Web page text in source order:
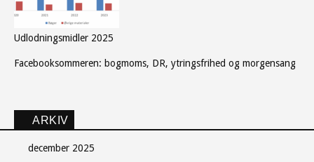
Udlodningsmidler 2025
Facebooksommeren: bogmoms, DR, ytringsfrihed og morgensang
ARKIV
december 2025